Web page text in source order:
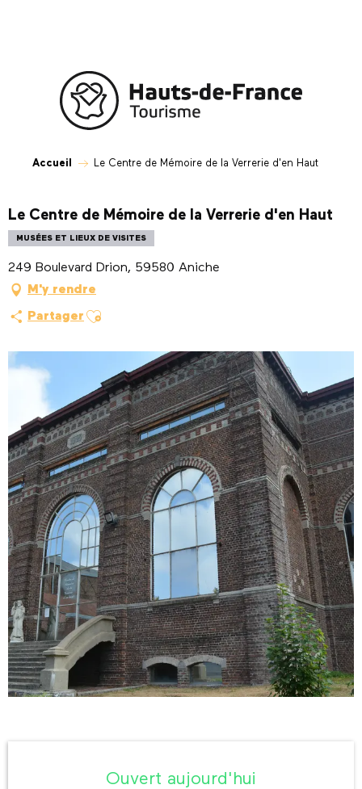
Accueil Le Centre de Mémoire de la Verrerie d'en Haut
Le Centre de Mémoire de la Verrerie d'en Haut
MUSÉES ET LIEUX DE VISITES
249 Boulevard Drion, 59580 Aniche
M'y rendre
Partager Ajouter aux favoris
Ouvert aujourd'hui